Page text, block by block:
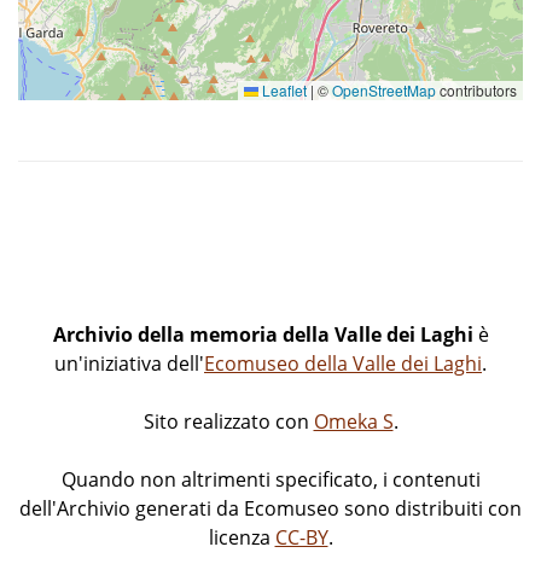
Leaflet | ©OpenStreetMapcontributors
Archivio della memoria della Valle dei Laghi è
un'iniziativa dell'Ecomuseo della Valle dei Laghi.
Sito realizzato con Omeka S.
Quando non altrimenti specificato, i contenuti
dell'Archivio generati da Ecomuseo sono distribuiti con
licenza CC-BY.